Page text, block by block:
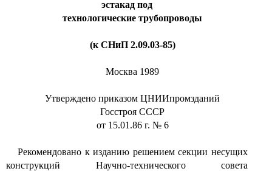
эстакад под
технологические трубопроводы
(к СНиП 2.09.03-85)
Москва 1989
Утверждено приказом ЦНИИпромзданий
Госстроя СССР
от 15.01.86 г. № 6
Рекомендовано к изданию решением секции несущих
конструкций Научно-технического совета